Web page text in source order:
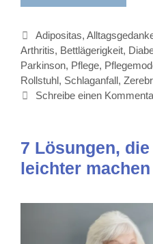
Kategorien
Adipositas,
Arthritis, Bettlägerigkeit,
Parkinson, Pflege,
Rollstuhl, Schlaganfall,
Schreibe einen
7 Lösungen,
leichter machen